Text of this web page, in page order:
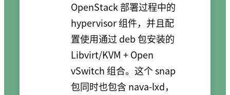
OpenStack 部署过程中的
hypervisor 组件，并且配
置使用通过 deb 包安装的
Libvirt/KVM + Open
vSwitch 组合。这个 snap
包同时也包含 nava-lxd，